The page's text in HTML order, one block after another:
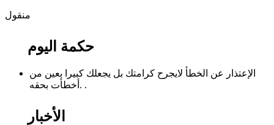
منقول
حكمة اليوم
الإعتذار عن الخطأ لايجرح كرامتك بل يجعلك كبيرا بعين من
أخطأت بحقه. .
الأخبار